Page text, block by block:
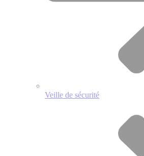
Veille de sécurité